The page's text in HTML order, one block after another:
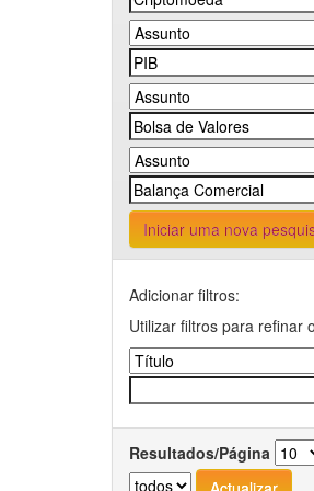
Iniciar uma nova
Adicionar filtros:
Utilizar filtros para refinar
Resultados/Página